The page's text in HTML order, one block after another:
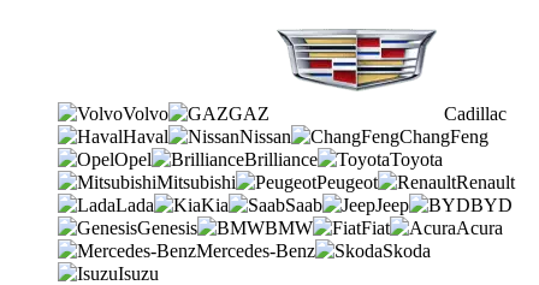
Volvo GAZ
Cadillac
Haval
Nissan
ChangFeng
Opel
Brilliance
Toyota
Mitsubishi
Peugeot
Renault
Lada
Kia Saab Jeep
BYD
Genesis
BMW Fiat
Acura
Mercedes-Benz
Skoda
Isuzu